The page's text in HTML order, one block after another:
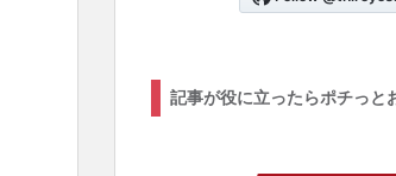
記事が役に立ったらポチっと